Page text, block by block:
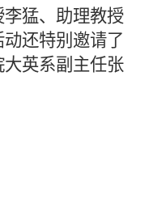
猛、助理教授
还特别邀请了
英系副主任张